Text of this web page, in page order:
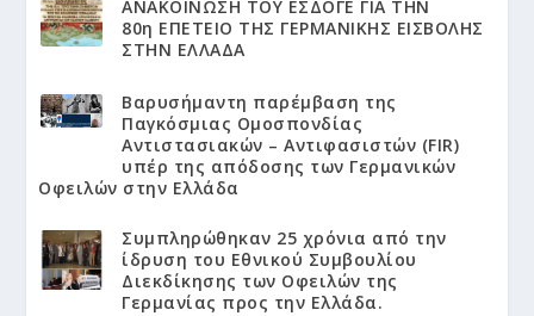
ΑΝΑΚΟΙΝΩΣΗ ΤΟΥ ΕΣΔΟΓΕ ΓΙΑ ΤΗΝ
80η ΕΠΕΤΕΙΟ ΤΗΣ ΓΕΡΜΑΝΙΚΗΣ ΕΙΣΒΟΛΗΣ
ΣΤΗΝ ΕΛΛΑΔΑ
Βαρυσήμαντη παρέμβαση της
Παγκόσμιας Ομοσπονδίας
Αντιστασιακών – Αντιφασιστών (FIR)
υπέρ της απόδοσης των Γερμανικών
Οφειλών στην Ελλάδα
Συμπληρώθηκαν 25 χρόνια από την
ίδρυση του Εθνικού Συμβουλίου
Διεκδίκησης των Οφειλών της
Γερμανίας προς την Ελλάδα.